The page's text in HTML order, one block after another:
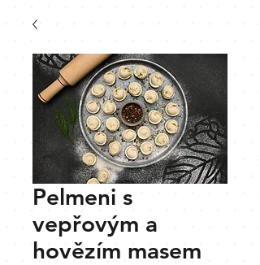
Pelmeni s
vepřovým a
hovězím masem